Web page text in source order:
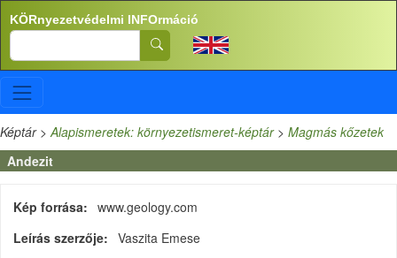
Ugrás a tartalomra
KÖRnyezetvédelmi INFOrmáció
Search
Képtár>Alapismeretek: környezetismeret-képtár> Magmás kőzetek
Andezit
Kép forrása
www.geology.com
Leírás szerzője
Vaszita Emese